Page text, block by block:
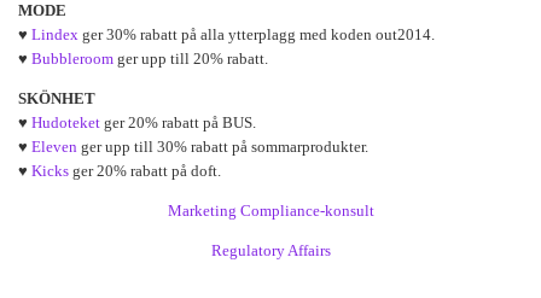
MODE
♥ Lindex ger 30% rabatt på alla ytterplagg med koden out2014.
♥ Bubbleroom ger upp till 20% rabatt.
SKÖNHET
♥ Hudoteket ger 20% rabatt på BUS.
♥ Eleven ger upp till 30% rabatt på sommarprodukter.
♥ Kicks ger 20% rabatt på doft.
Marketing Compliance-konsult
Regulatory Affairs